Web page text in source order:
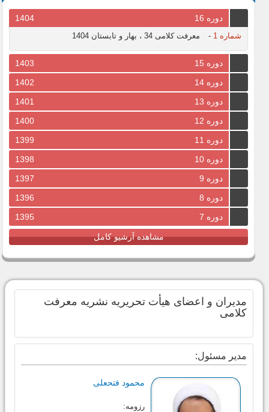
دوره 16 1404
شماره 1 - معرفت کلامی 34 ، بهار و تابستان 1404
دوره 15
1403
دوره 14
1402
دوره 13
1401
دوره 12
1400
دوره 11
1399
دوره 10
1398
دوره 9
1397
دوره 8
1396
دوره 7
1395
مشاهده آرشیو کامل
مدیران و اعضای هیأت تحریریه نشریه معرفت
کلامی
مدیر مسئول:
محمود فتحعلی
رزومه: